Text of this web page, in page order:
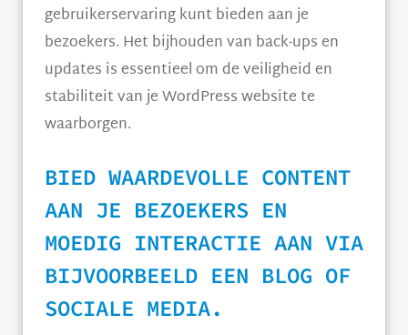
gebruikerservaring kunt bieden aan je
bezoekers. Het bijhouden van back-ups en
updates is essentieel om de veiligheid en
stabiliteit van je WordPress website te
waarborgen.
BIED WAARDEVOLLE CONTENT
AAN JE BEZOEKERS EN
MOEDIG INTERACTIE AAN VIA
BIJVOORBEELD EEN BLOG OF
SOCIALE MEDIA.